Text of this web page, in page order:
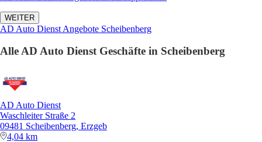
WEITER
AD Auto Dienst Angebote Scheibenberg
Alle AD Auto Dienst Geschäfte in Scheibenberg
AD Auto Dienst
Waschleiter Straße 2
09481 Scheibenberg, Erzgeb
4,04 km